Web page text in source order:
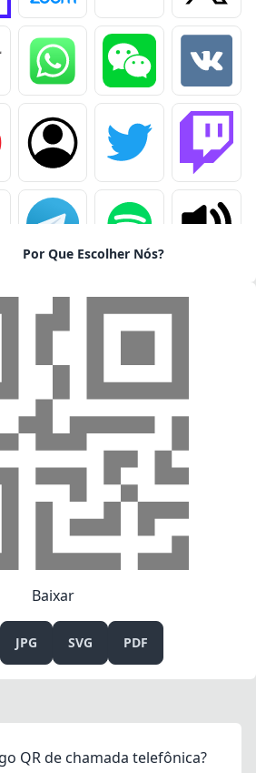
Por Que Escolher Nós?
Baixar
JPG SVG PDF
QR de chamada telefônica?